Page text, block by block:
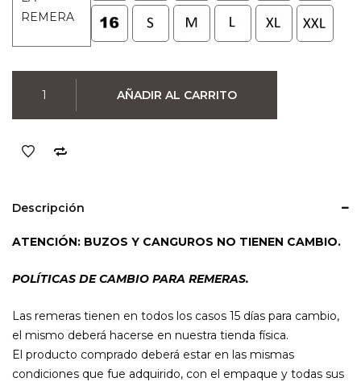
era:
$990.
es:
$790.
REMERA
RadioHead
(Negra)
AÑADIR AL CARRITO
Descripción
ATENCIÓN: BUZOS Y CANGUROS NO TIENEN CAMBIO.
POLÍTICAS DE CAMBIO PARA REMERAS.
Las remeras tienen en todos los casos 15 días para cambio,
el mismo deberá hacerse en nuestra tienda física.
El producto comprado deberá estar en las mismas
condiciones que fue adquirido, con el empaque y todas sus